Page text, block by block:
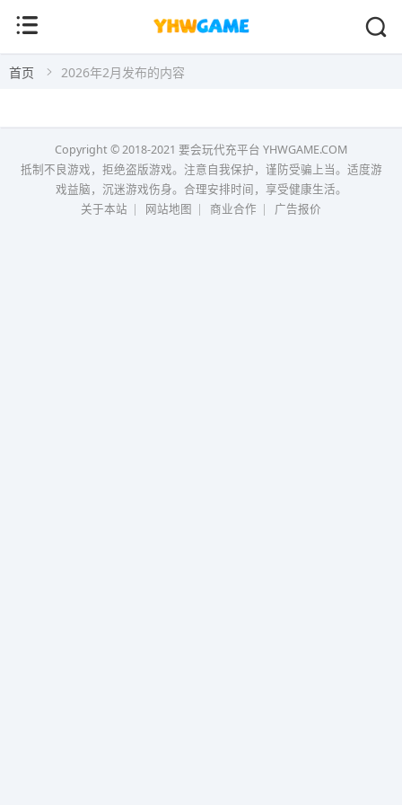
首页 2026年2月发布的内容
Copyright © 2018-2021 要会玩代充平台 YHWGAME.COM
抵制不良游戏，拒绝盗版游戏。注意自我保护，谨防受骗上当。适度游
戏益脑，沉迷游戏伤身。合理安排时间，享受健康生活。
关于本站 | 网站地图 | 商业合作 | 广告报价